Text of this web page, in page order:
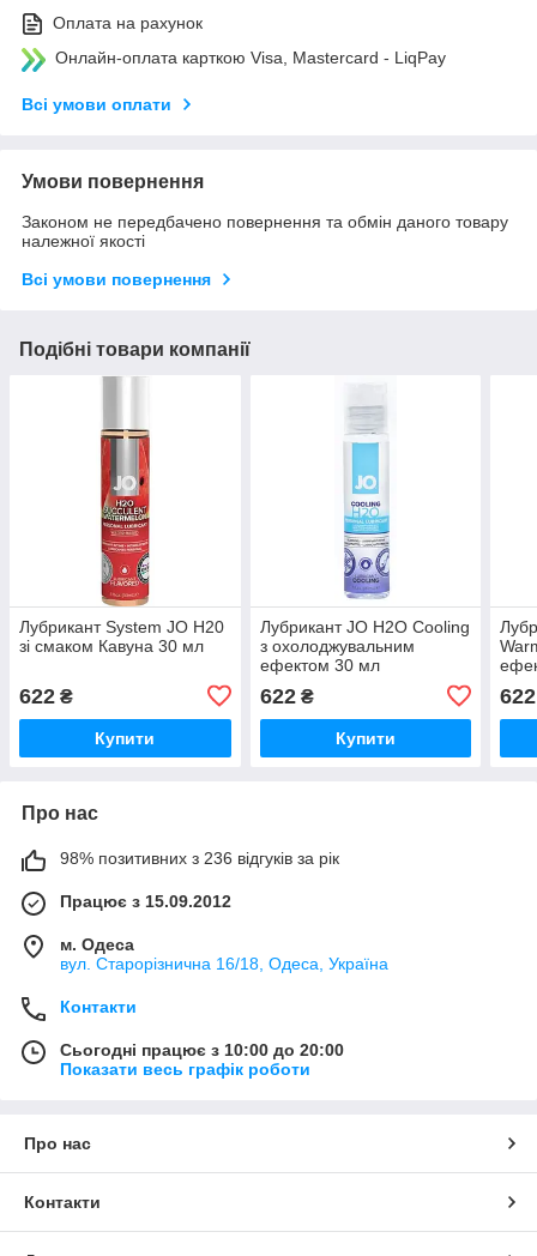
Оплата на рахунок
Онлайн-оплата карткою Visa, Mastercard - LiqPay
Всі умови оплати
Умови повернення
Законом не передбачено повернення та обмін даного товару
належної якості
Всі умови повернення
Подібні товари компанії
Лубрикант System JO H20
зі смаком Кавуна 30 мл
622 ₴
Купити
Лубрикант JO H2O Cooling
з охолоджувальним
ефектом 30 мл
622₴
Купити
622
Про нас
98% позитивних з 236 відгуків за рік
Працює з 15.09.2012
м. Одеса
вул. Старорізнична 16/18, Одеса, Україна
Контакти
Сьогодні працює з 10:00 до 20:00
Показати весь графік роботи
Про нас
Контакти